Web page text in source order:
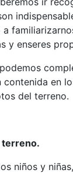
a
y enseres
contenida en
del terreno.
terreno.
niños y